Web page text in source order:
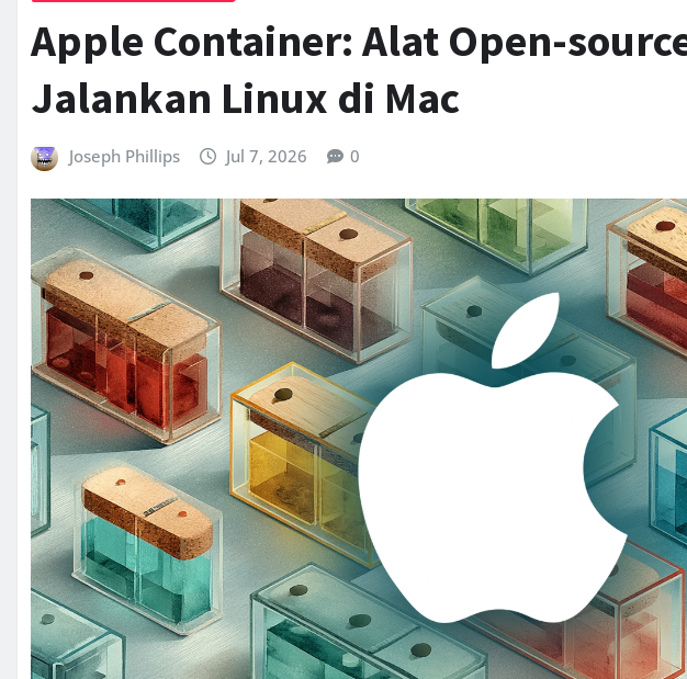
Apple Container: Alat Open-
Jalankan Linux di Mac
Joseph Phillips Jul 7, 2026 0